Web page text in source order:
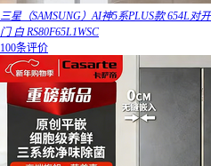
三星（SAMSUNG）AI神5系PLUS款 654L
门 白 RS80F65L1WSC
100条评价